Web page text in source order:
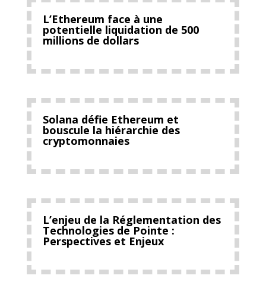
L’Ethereum face à une
potentielle liquidation de 500
millions de dollars
Solana défie Ethereum et
bouscule la hiérarchie des
cryptomonnaies
L’enjeu de la Réglementation des
Technologies de Pointe :
Perspectives et Enjeux